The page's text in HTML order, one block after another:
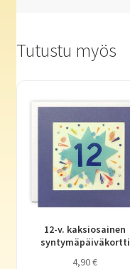
Tutustu myös
12-v. kaksiosainen
syntymäpäiväkortti
4,90€